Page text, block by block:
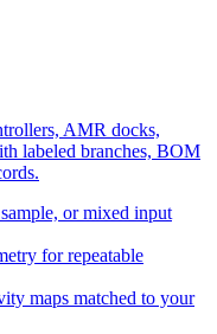
AMR docks,
labeled branches, BOM
or mixed input
for repeatable
maps matched to your